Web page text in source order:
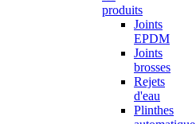
produits
Joints
EPDM
Joints
brosses
Rejets
d'eau
Plinthes